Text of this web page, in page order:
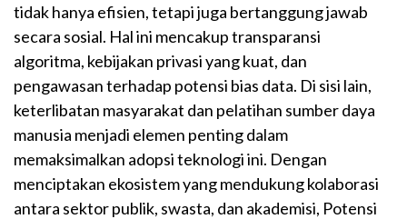
tidak hanya efisien, tetapi juga bertanggung jawab
secara sosial. Hal ini mencakup transparansi
algoritma, kebijakan privasi yang kuat, dan
pengawasan terhadap potensi bias data. Di sisi lain,
keterlibatan masyarakat dan pelatihan sumber daya
manusia menjadi elemen penting dalam
memaksimalkan adopsi teknologi ini. Dengan
menciptakan ekosistem yang mendukung kolaborasi
antara sektor publik, swasta, dan akademisi, Potensi